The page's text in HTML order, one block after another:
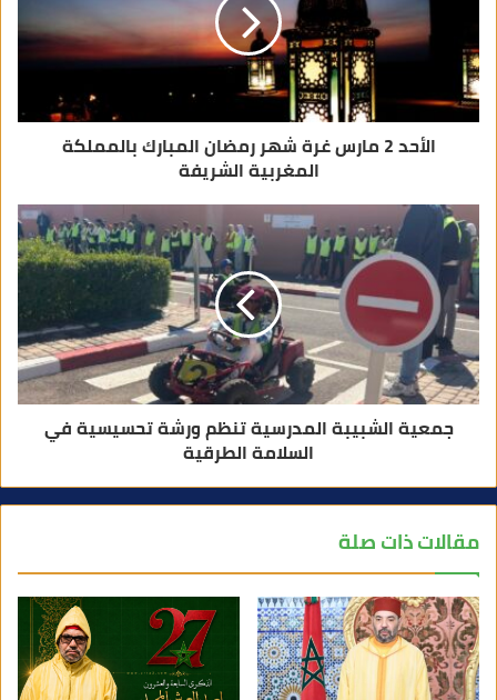
و
ن
ي
الأحد 2 مارس غرة شهر رمضان المبارك بالمملكة
المغربية الشريفة
جمعية الشبيبة المدرسية تنظم ورشة تحسيسية في
السلامة الطرقية
مقالات ذات صلة